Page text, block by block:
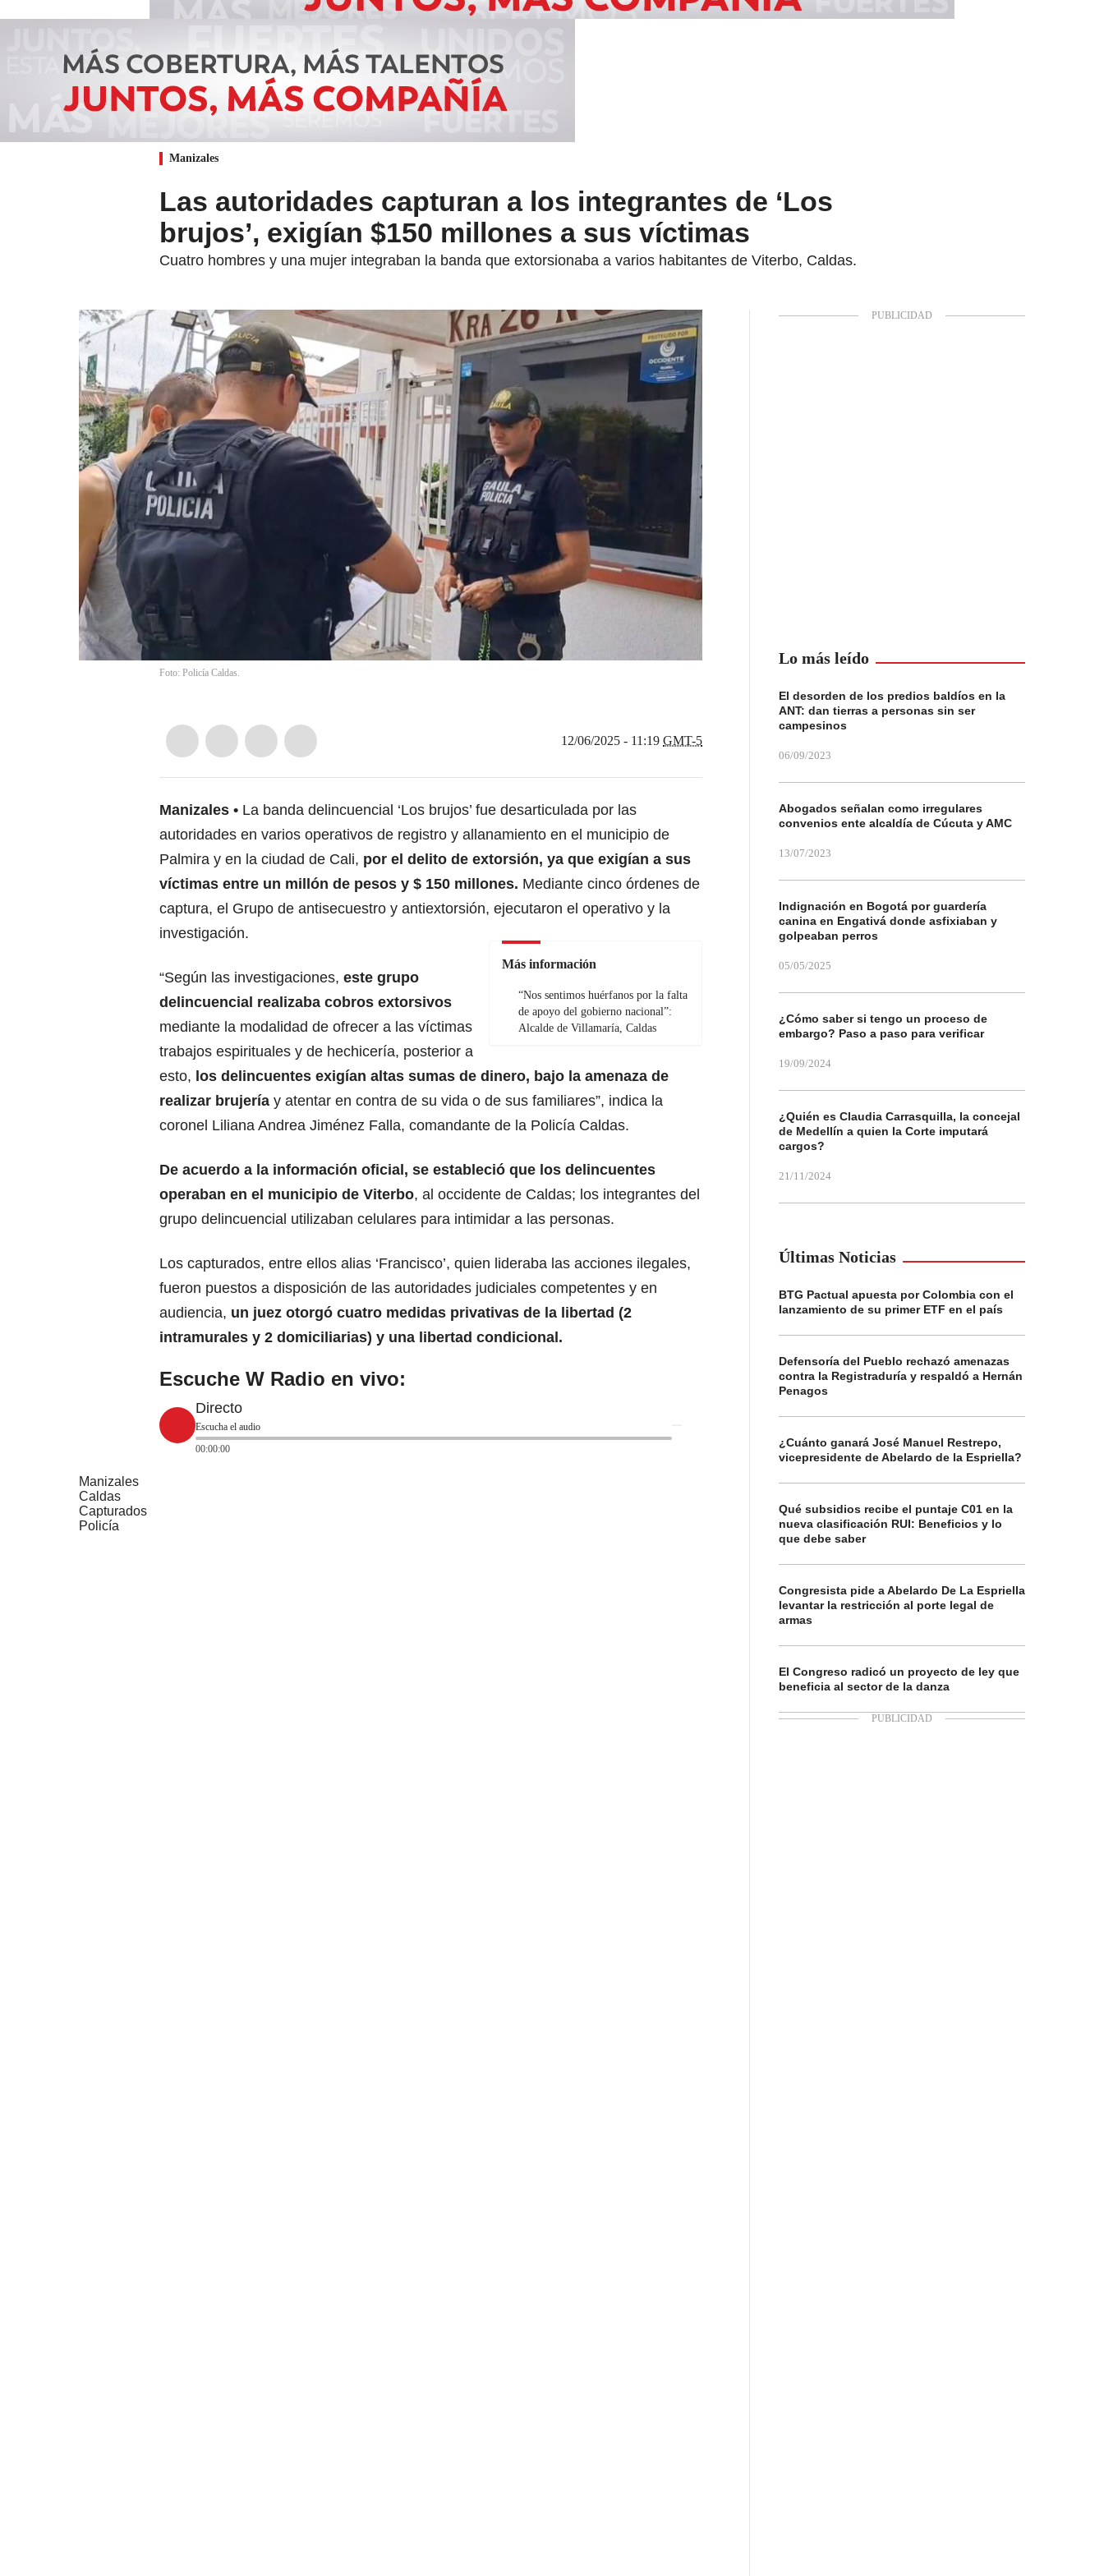
Manizales
Las autoridades capturan a los integrantes de ‘Los
brujos’, exigían $150 millones a sus víctimas
Cuatro hombres y una mujer integraban la banda que extorsionaba a varios habitantes de Viterbo, Caldas.
Foto: Policía Caldas.
12/06/2025 - 11:19 GMT-5
Manizales
La banda delincuencial ‘Los brujos’ fue desarticulada por las
autoridades en varios operativos de registro y allanamiento en el municipio de
Palmira y en la ciudad de Cali, por el delito de extorsión, ya que exigían a sus
víctimas entre un millón de pesos y $ 150 millones. Mediante cinco órdenes de
captura, el Grupo de antisecuestro y antiextorsión, ejecutaron el operativo y la
investigación.
Más información
“Nos sentimos huérfanos por la falta
de apoyo del gobierno nacional”:
Alcalde de Villamaría, Caldas
“Según las investigaciones, este grupo
delincuencial realizaba cobros extorsivos
mediante la modalidad de ofrecer a las víctimas
trabajos espirituales y de hechicería, posterior a
esto, los delincuentes exigían altas sumas de dinero, bajo la amenaza de
realizar brujería y atentar en contra de su vida o de sus familiares”, indica la
coronel Liliana Andrea Jiménez Falla, comandante de la Policía Caldas.
De acuerdo a la información oficial, se estableció que los delincuentes
operaban en el municipio de Viterbo, al occidente de Caldas; los integrantes del
grupo delincuencial utilizaban celulares para intimidar a las personas.
Los capturados, entre ellos alias ‘Francisco’, quien lideraba las acciones ilegales,
fueron puestos a disposición de las autoridades judiciales competentes y en
audiencia, un juez otorgó cuatro medidas privativas de la libertad (2
intramurales y 2 domiciliarias) y una libertad condicional.
Escuche W Radio en vivo:
Directo
Escucha el audio
00:00:00
Manizales
Caldas
Capturados
Policía
Lo más leído
El desorden de los predios baldíos en la
ANT: dan tierras a personas sin ser
campesinos
06/09/2023
Abogados señalan como irregulares
convenios ente alcaldía de Cúcuta y AMC
13/07/2023
Indignación en Bogotá por guardería
canina en Engativá donde asfixiaban y
golpeaban perros
05/05/2025
¿Cómo saber si tengo un proceso de
embargo? Paso a paso para verificar
19/09/2024
¿Quién es Claudia Carrasquilla, la concejal
de Medellín a quien la Corte imputará
cargos?
21/11/2024
Últimas Noticias
BTG Pactual apuesta por Colombia con el
lanzamiento de su primer ETF en el país
Defensoría del Pueblo rechazó amenazas
contra la Registraduría y respaldó a Hernán
Penagos
¿Cuánto ganará José Manuel Restrepo,
vicepresidente de Abelardo de la Espriella?
Qué subsidios recibe el puntaje C01 en la
nueva clasificación RUI: Beneficios y lo
que debe saber
Congresista pide a Abelardo De La Espriella
levantar la restricción al porte legal de
armas
El Congreso radicó un proyecto de ley que
beneficia al sector de la danza